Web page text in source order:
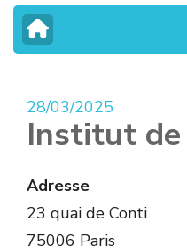
28/03/2025
Institut de
Adresse
23 quai de Conti
75006 Paris